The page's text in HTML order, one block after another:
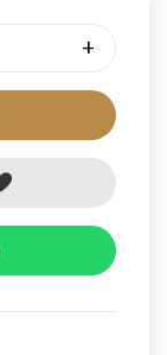
+